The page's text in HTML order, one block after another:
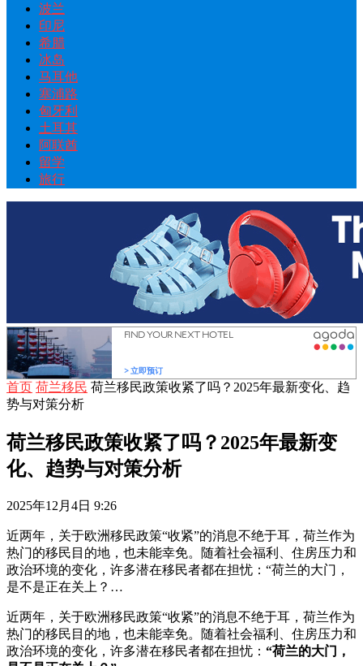
波兰
印尼
希腊
冰岛
马耳他
塞浦路
匈牙利
土耳其
阿联酋
留学
旅行
首页 荷兰移民 荷兰移民政策收紧了吗？2025年最新变化、趋
势与对策分析
荷兰移民政策收紧了吗？2025年最新变
化、趋势与对策分析
2025年12月4日 9:26
近两年，关于欧洲移民政策“收紧”的消息不绝于耳，荷兰作为
热门的移民目的地，也未能幸免。随着社会福利、住房压力和
政治环境的变化，许多潜在移民者都在担忧：“荷兰的大门，
是不是正在关上？…
近两年，关于欧洲移民政策“收紧”的消息不绝于耳，荷兰作为
热门的移民目的地，也未能幸免。随着社会福利、住房压力和
政治环境的变化，许多潜在移民者都在担忧： “荷兰的大门，